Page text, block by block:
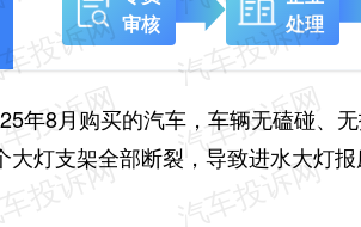
审核
处理
25年8月购买的汽车，车辆无磕碰、
大灯支架全部断裂，导致进水大灯报